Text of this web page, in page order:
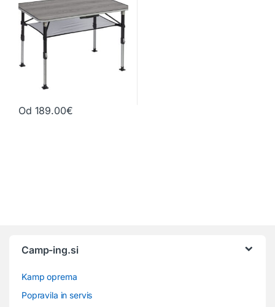
Od 189.00€
Camp-ing.si
Kamp oprema
Popravila in servis